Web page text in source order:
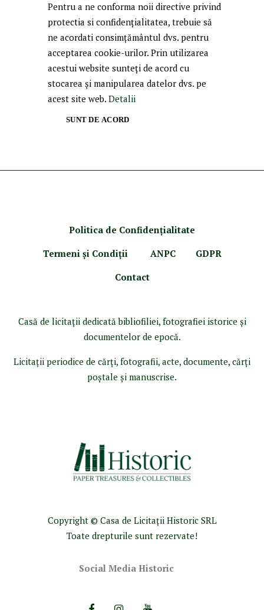
Pentru a ne conforma noii directive privind
protectia si confidențialitatea, trebuie să
ne acordati consimțământul dvs. pentru
acceptarea cookie-urilor. Prin utilizarea
acestui website sunteți de acord cu
stocarea și manipularea datelor dvs. pe
acest site web. Detalii
SUNT DE ACORD
Politica de Confidenţialitate
Termeni şi Condiţii
ANPC
GDPR
Contact
Casă de licitaţii dedicată bibliofiliei, fotografiei istorice şi
documentelor de epocă.
Licitaţii periodice de cărţi, fotografii, acte, documente, cărţi
poştale şi manuscrise.
Copyright © Casa de Licitaţii Historic SRL
Toate drepturile sunt rezervate!
Social Media Historic